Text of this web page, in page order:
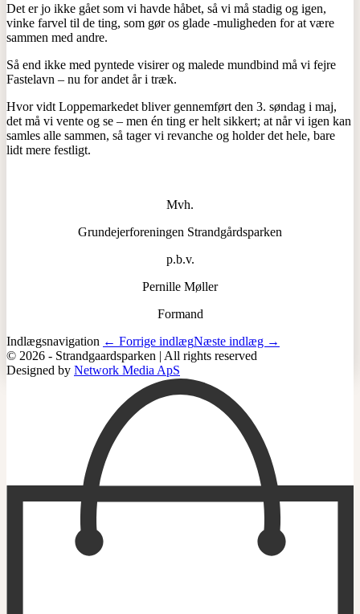
Det er jo ikke gået som vi havde håbet, så vi må stadig og igen,
vinke farvel til de ting, som gør os glade -muligheden for at være
sammen med andre.
Så end ikke med pyntede visirer og malede mundbind må vi fejre
Fastelavn – nu for andet år i træk.
Hvor vidt Loppemarkedet bliver gennemført den 3. søndag i maj,
det må vi vente og se – men én ting er helt sikkert; at når vi igen kan
samles alle sammen, så tager vi revanche og holder det hele, bare
lidt mere festligt.
Mvh.
Grundejerforeningen Strandgårdsparken
p.b.v.
Pernille Møller
Formand
Indlægsnavigation ← Forrige indlægNæste indlæg →
© 2026 - Strandgaardsparken | All rights reserved
Designed by Network Media ApS